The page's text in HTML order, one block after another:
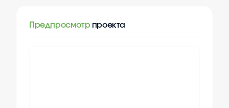
Предпросмотр проекта